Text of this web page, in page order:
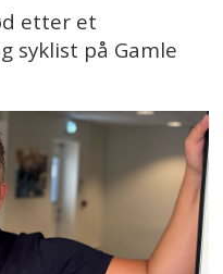
etter et
syklist på Gamle